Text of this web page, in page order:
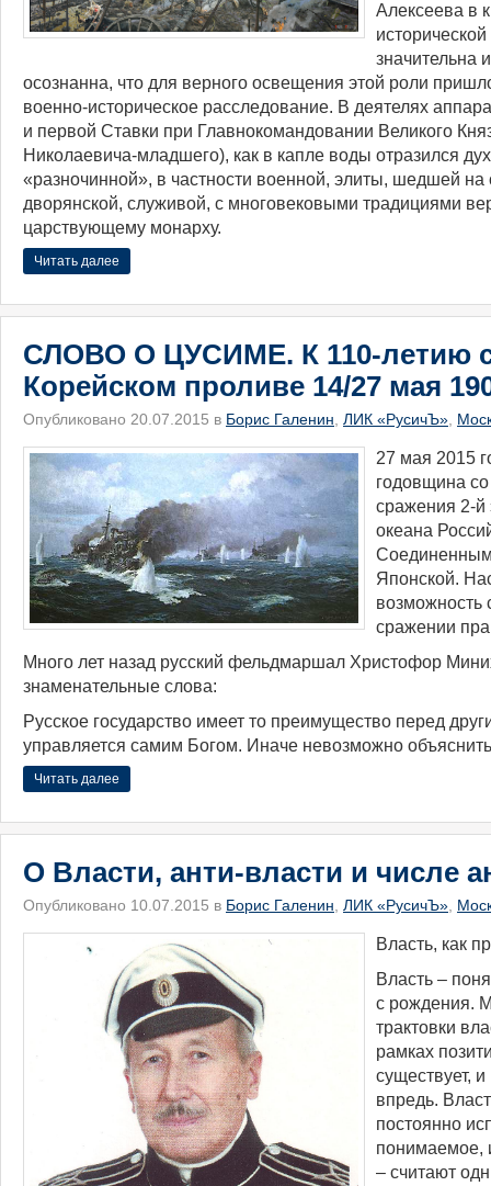
Алексеева в
значительна
осознанна, что для верного освещения этой роли
военно-историческое расследование. В деятелях
и первой Ставки при Главнокомандовании Великого
Николаевича-младшего), как в капле воды отразился
«разночинной», в частности военной, элиты, шедшей на
дворянской, служивой, с многовековыми традициями
царствующему монарху.
Читать далее
СЛОВО О ЦУСИМЕ. К 110-летию
Корейском проливе 14/27 мая
Опубликовано 20.07.2015 в Борис Галенин ЛИК «РусичЪ»
27 мая 2015
годовщина
сражения 2-й
океана
Японской.
возможность
сражении
Много лет назад русский фельдмаршал Христофор
знаменательные слова:
Русское государство имеет то преимущество перед
управляется самим Богом. Иначе невозможно
Читать далее
О Власти, анти-власти и числе
Опубликовано 10.07.2015 в Борис Галенин ЛИК «РусичЪ»
Власть, как
Власть –
с рождения.
трактовки
рамках
существует,
впредь.
постоянно
понимаемое,
‒ считают